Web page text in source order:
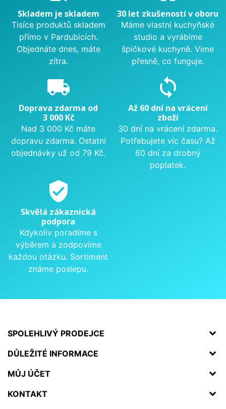
Skladem je skladem
Tisíce produktů skladem
přímo v Pardubicích.
Objednáte dnes, máte
zítra.
30 let zkušeností v oboru
Máme vlastní kuchyňské
studio a vyrábíme
špičkové kuchyně. Víme
přesně, co funguje.
local_shipping
Doprava zdarma od
3 000 Kč
Nad 3 000 Kč máte
dopravu zdarma. Ostatní
objednávky už od 79 Kč.
sync
Až 60 dní na vrácení
zboží
30 dní na vrácení zdarma.
Potřebujete víc času? Až
60 dní za drobný
poplatek.
verified_user
Skvělá zákaznická
podpora
Kdykoliv poradíme s
výběrem a zodpovíme
každou otázku. Sortiment
známe poslepu.
SPOLEHLIVÝ PRODEJCE
DŮLEŽITÉ INFORMACE
MŮJ ÚČET
KONTAKT